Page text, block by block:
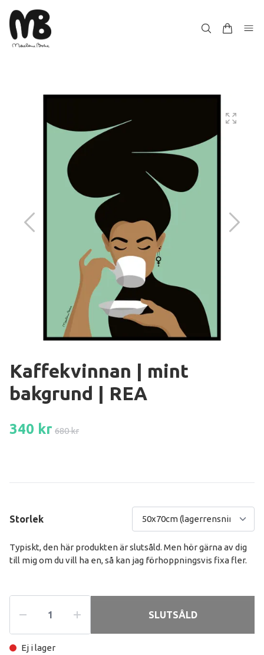
Kaffekvinnan | mint
bakgrund | REA
340 kr 680 kr
Storlek
Typiskt, den här produkten är slutsåld. Men hör gärna av dig
till mig om du vill ha en, så kan jag förhoppningsvis fixa fler.
SLUTSÅLD
Ej i lager